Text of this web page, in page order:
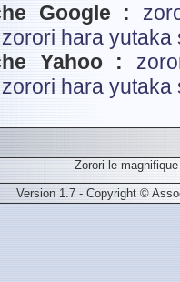
Google :
hara yutaka
Yahoo :
hara yutaka
Zorori le
Version 1.7 - Copyright ©